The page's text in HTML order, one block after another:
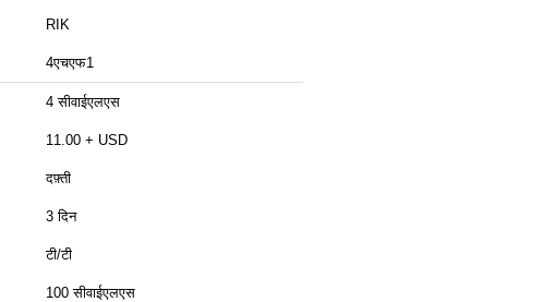
RIK
4एचएफ1
4 सीवाईएलएस
11.00 + USD
दफ़्ती
3 दिन
टी/टी
100 सीवाईएलएस